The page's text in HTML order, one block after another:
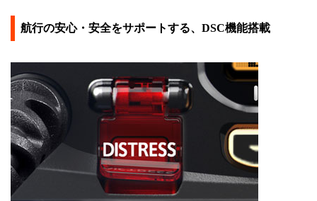
航行の安心・安全をサポートする、DSC機能搭載